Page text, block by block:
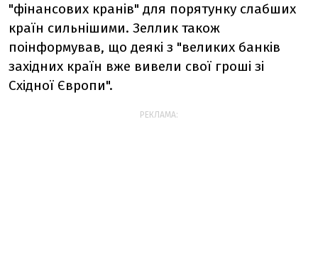
"фінансових кранів" для порятунку слабших
країн сильнішими. Зеллик також
поінформував, що деякі з "великих банків
західних країн вже вивели свої гроші зі
Східної Європи".
РЕКЛАМА: